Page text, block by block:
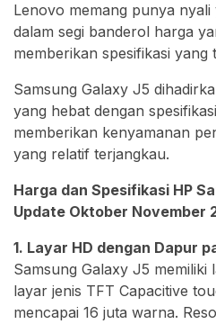
Lenovo memang punya nyali
dalam segi banderol harga
memberikan spesifikasi yang
Samsung Galaxy J5
yang hebat dengan
memberikan kenyamanan
yang relatif terjangkau.
Harga dan Spesifikasi HP
Update Oktober November
1. Layar HD dengan Dapur
Samsung Galaxy J5 memiliki
layar jenis TFT Capacitive
mencapai 16 juta warna.